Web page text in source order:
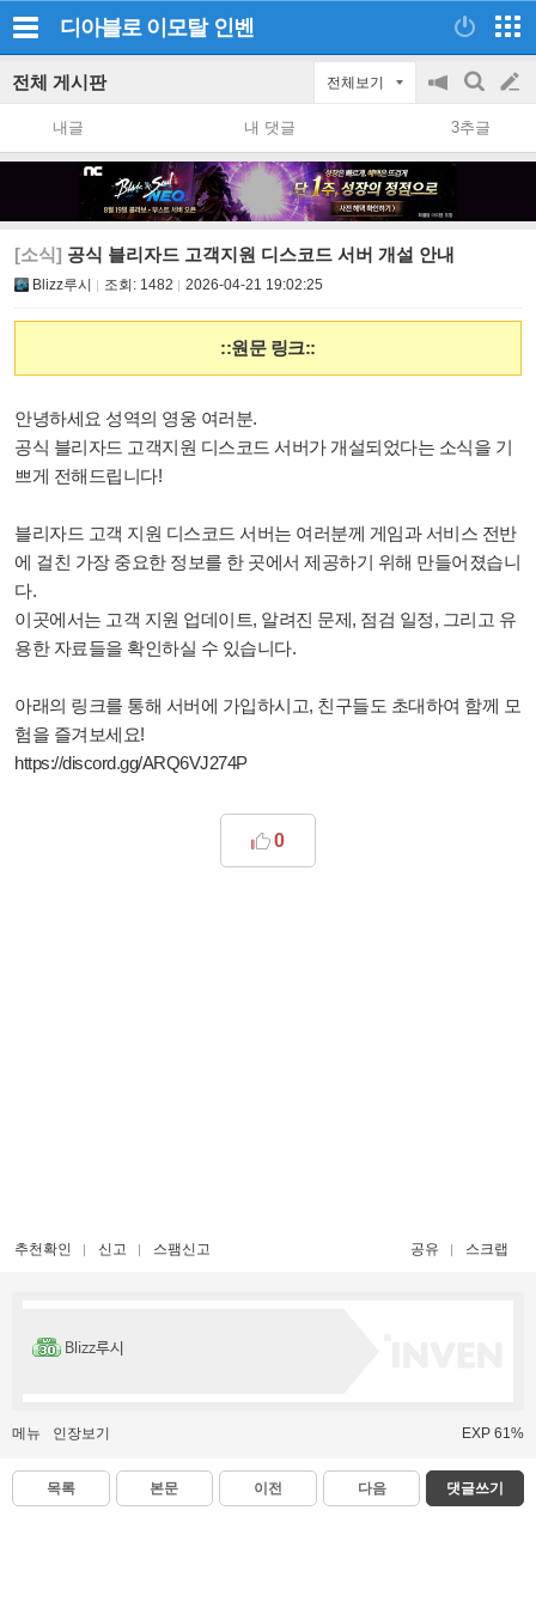
디아블로 이모탈 인벤
전체 게시판 전체보기
공
on/off
검
색
글
쓰
내글 내 댓글 3추글
[소식] 공식 블리자드 고객지원 디스코드 서버 개설 안내
Blizz루시 조회: 1482 2026-04-21 19:02:25
::원문 링크::
안녕하세요 성역의 영웅 여러분.
공식 블리자드 고객지원 디스코드 서버가 개설되었다는 소식을 기
쁘게 전해드립니다!
블리자드 고객 지원 디스코드 서버는 여러분께 게임과 서비스 전반
에 걸친 가장 중요한 정보를 한 곳에서 제공하기 위해 만들어졌습니
다.
이곳에서는 고객 지원 업데이트, 알려진 문제, 점검 일정, 그리고 유
용한 자료들을 확인하실 수 있습니다.
아래의 링크를 통해 서버에 가입하시고, 친구들도 초대하여 함께 모
험을 즐겨보세요!
https://discord.gg/ARQ6VJ274P
0
추천확인 신고 스팸신고 공유 스크랩
Blizz루시
메뉴 인장보기 EXP 61%
목록 본문 이전 다음 댓글쓰기